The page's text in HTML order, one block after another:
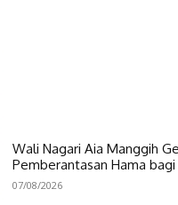
Wali Nagari Aia Manggih
Pemberantasan Hama
07/08/2026